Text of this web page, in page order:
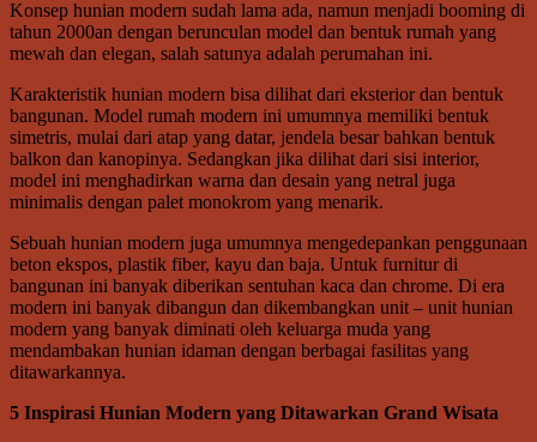
Konsep hunian modern sudah lama ada, namun menjadi booming di
tahun 2000an dengan berunculan model dan bentuk rumah yang
mewah dan elegan, salah satunya adalah perumahan ini.
Karakteristik hunian modern bisa dilihat dari eksterior dan bentuk
bangunan. Model rumah modern ini umumnya memiliki bentuk
simetris, mulai dari atap yang datar, jendela besar bahkan bentuk
balkon dan kanopinya. Sedangkan jika dilihat dari sisi interior,
model ini menghadirkan warna dan desain yang netral juga
minimalis dengan palet monokrom yang menarik.
Sebuah hunian modern juga umumnya mengedepankan penggunaan
beton ekspos, plastik fiber, kayu dan baja. Untuk furnitur di
bangunan ini banyak diberikan sentuhan kaca dan chrome. Di era
modern ini banyak dibangun dan dikembangkan unit – unit hunian
modern yang banyak diminati oleh keluarga muda yang
mendambakan hunian idaman dengan berbagai fasilitas yang
ditawarkannya.
5 Inspirasi Hunian Modern yang Ditawarkan Grand Wisata